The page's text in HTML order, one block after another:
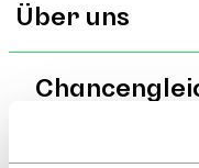
Über uns